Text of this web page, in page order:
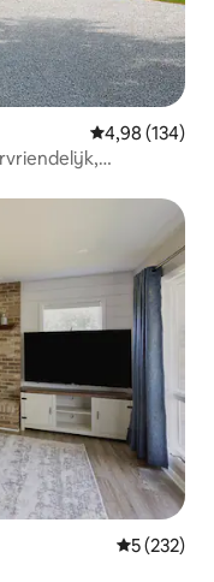
Gemiddelde
4,98 (134)
5 (232)